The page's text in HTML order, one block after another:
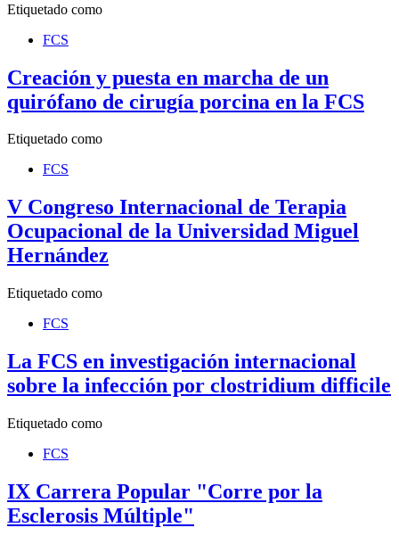
Etiquetado como
FCS
Creación y puesta en marcha de un
quirófano de cirugía porcina en la FCS
Etiquetado como
FCS
V Congreso Internacional de Terapia
Ocupacional de la Universidad Miguel
Hernández
Etiquetado como
FCS
La FCS en investigación internacional
sobre la infección por clostridium difficile
Etiquetado como
FCS
IX Carrera Popular "Corre por la
Esclerosis Múltiple"